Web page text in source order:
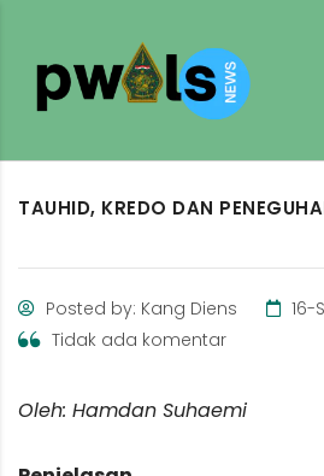
TAUHID, KREDO DAN
Posted by: Kang Diens
16-
Tidak ada komentar
Oleh: Hamdan Suhaemi